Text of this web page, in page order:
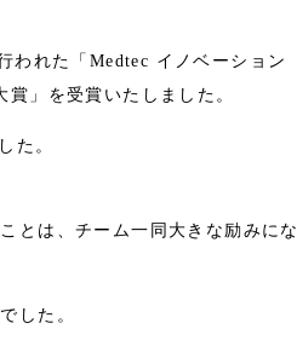
われた「Medtec イノベーション
」を受賞いたしました。
た。
とは、チーム一同大きな励みにな
した。